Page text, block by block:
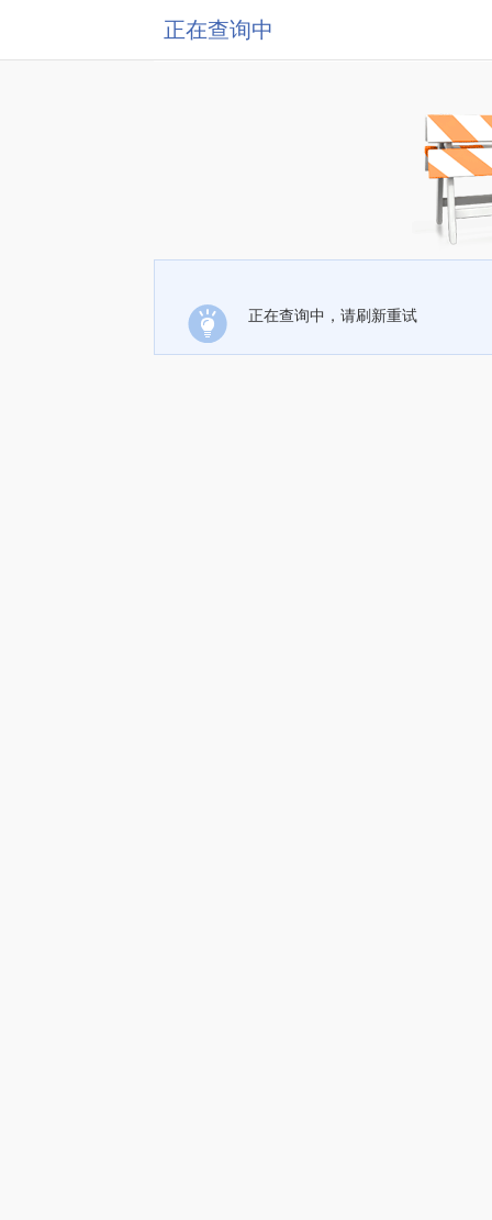
正在查询中
正在查询中，请刷新重试